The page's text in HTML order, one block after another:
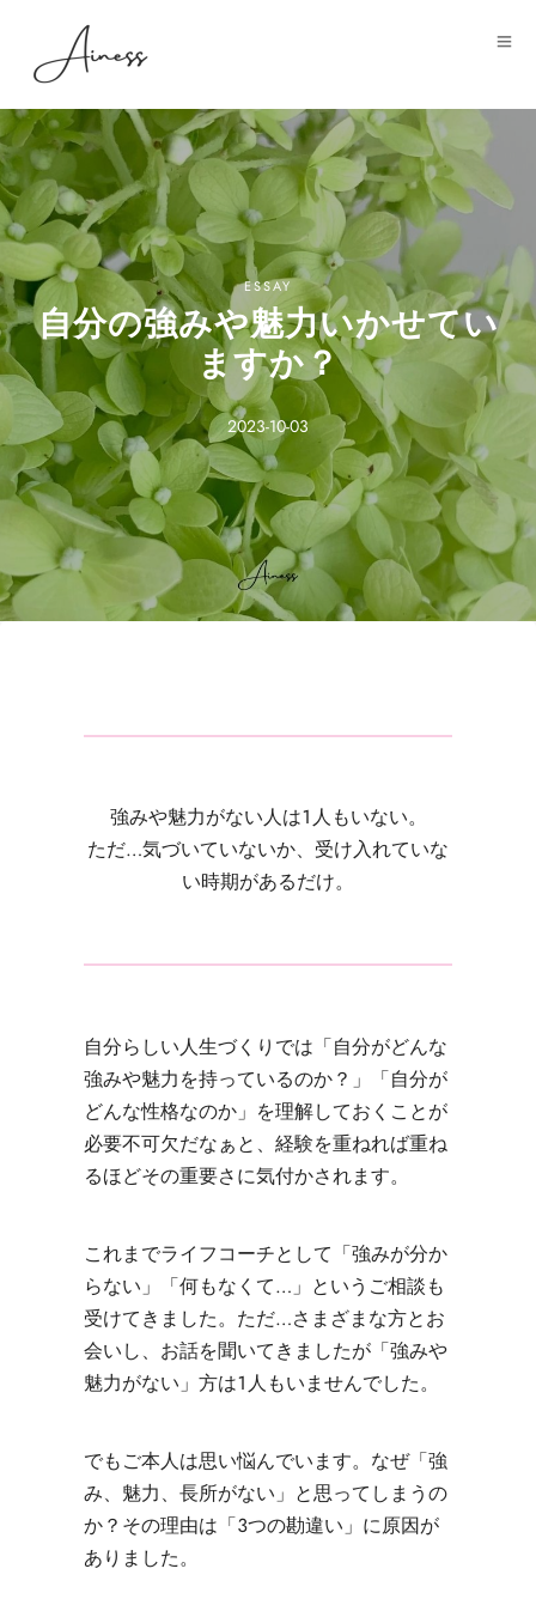
ESSAY
自分の強みや魅力いかせてい
ますか？
2023-10-03
強みや魅力がない人は１人もいない。
ただ…気づいていないか、受け入れていな
い時期があるだけ。
自分らしい人生づくりでは「自分がどんな
強みや魅力を持っているのか？」「自分が
どんな性格なのか」を理解しておくことが
必要不可欠だなぁと、経験を重ねれば重ね
るほどその重要さに気付かされます。
これまでライフコーチとして「強みが分か
らない」「何もなくて…」というご相談も
受けてきました。ただ…さまざまな方とお
会いし、お話を聞いてきましたが「強みや
魅力がない」方は１人もいませんでした。
でもご本人は思い悩んでいます。 なぜ「強
み、魅力、長所がない」と思ってしまうの
か？ その理由は 「３つの勘違い」 に原因が
ありました。